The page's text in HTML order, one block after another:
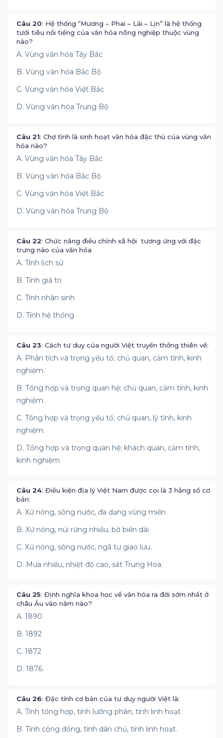
Câu 20: Hệ thống “Mương – Phai – Lái – Lịn” là hệ thống
tưới tiêu nổi tiếng của văn hóa nông nghiệp thuộc vùng
nào?
A. Vùng văn hóa Tây Bắc
B. Vùng văn hóa Bắc Bộ
C. Vùng văn hóa Việt Bắc
D. Vùng văn hóa Trung Bộ
Câu 21: Chợ tình là sinh hoạt văn hóa đặc thù của vùng văn
hóa nào?
A. Vùng văn hóa Tây Bắc
B. Vùng văn hóa Bắc Bộ
C. Vùng văn hóa Việt Bắc
D. Vùng văn hóa Trung Bộ
Câu 22: Chức năng điều chỉnh xã hội tương ứng với đặc
trưng nào của văn hóa
A. Tính lịch sử
B. Tính giá trị
C. Tính nhân sinh
D. Tính hệ thống
Câu 23: Cách tư duy của người Việt truyền thống thiên về:
A. Phân tích và trọng yếu tố; chủ quan, cảm tính, kinh
nghiệm.
B. Tổng hợp và trọng quan hệ; chủ quan, cảm tính, kinh
nghiệm.
C. Tổng hợp và trọng yếu tố; chủ quan, lý tính, kinh
nghiệm.
D. Tổng hợp và trọng quan hệ; khách quan, cảm tính,
kinh nghiệm.
Câu 24: Điều kiện địa lý Việt Nam được coi là 3 hằng số cơ
bản:
A. Xứ nóng, sông nước, đa dạng vùng miền
B. Xứ nóng, núi rừng nhiều, bờ biển dài
C. Xứ nóng, sông nước, ngã tư giao lưu.
D. Mưa nhiều, nhiệt độ cao, sát Trung Hoa.
Câu 25: Định nghĩa khoa học về văn hóa ra đời sớm nhất ở
châu Âu vào năm nào?
A. 1890
B. 1892
C. 1872
D. 1876.
Câu 26: Đặc tính cơ bản của tư duy người Việt là:
A. Tính tổng hợp, tính lưỡng phân, tính linh hoạt
B. Tính cộng đồng, tính dân chủ, tính linh hoạt.